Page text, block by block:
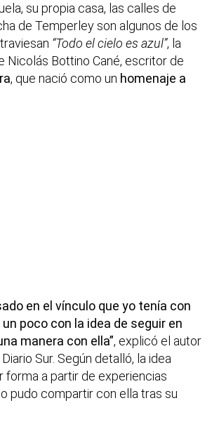
su propia casa, las calles de
de Temperley son algunos de los
“Todo el cielo es azul”, la
Nicolás Bottino Cané, escritor de
, que nació como un homenaje a
en el vínculo que yo tenía con
poco con la idea de seguir en
manera con ella”, explicó el autor
Sur. Según detalló, la idea
forma a partir de experiencias
pudo compartir con ella tras su